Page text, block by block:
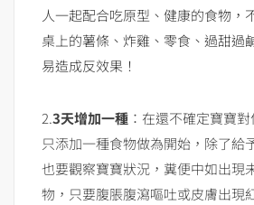
人一起配合吃原型、健康的食物，
桌上的薯條、炸雞、零食、過甜過
易造成反效果！
2.3天增加一種 ：在還不確定寶寶
只添加一種食物做為開始，除了給
也要觀察寶寶狀況，糞便中如出現
物，只要腹脹腹瀉嘔吐或皮膚出現